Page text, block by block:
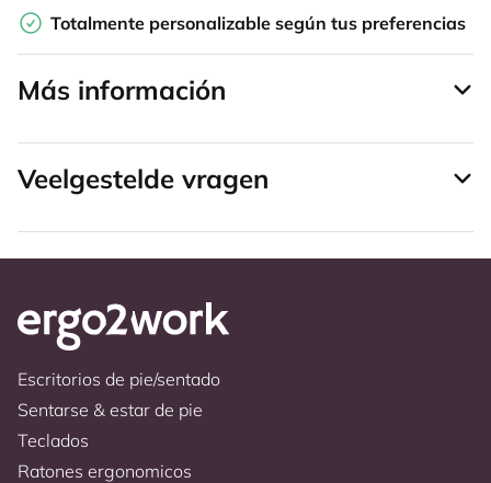
Totalmente personalizable según tus preferencias
Más información
Veelgestelde vragen
Escritorios de pie/sentado
Sentarse & estar de pie
Teclados
Ratones ergonomicos